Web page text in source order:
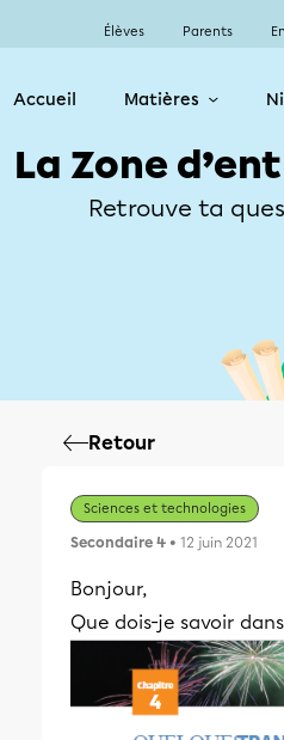
Élèves Parents
Accueil Matières
La Zone
Retrouve ta
Retour
Sciences et technologies
Secondaire 4 • 12 juin 2021
Bonjour,
Que dois-je savoir